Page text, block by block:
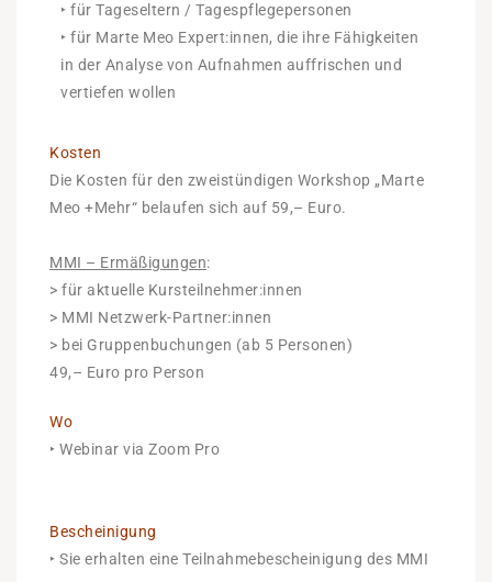
‣ für Tageseltern / Tagespflegepersonen
‣ für Marte Meo Expert:innen, die ihre Fähigkeiten
in der Analyse von Aufnahmen auffrischen und
vertiefen wollen
Kosten
Die Kosten für den zweistündigen Workshop „Marte
Meo +Mehr“ belaufen sich auf 59,– Euro.
MMI – Ermäßigungen:
> für aktuelle Kursteilnehmer:innen
> MMI Netzwerk-Partner:innen
> bei Gruppenbuchungen (ab 5 Personen)
49,– Euro pro Person
Wo
‣ Webinar via Zoom Pro
Bescheinigung
‣ Sie erhalten eine Teilnahmebescheinigung des MMI